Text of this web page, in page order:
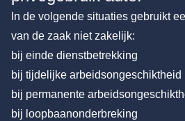
In de volgende situaties gebruikt
van de zaak niet zakelijk:
bij einde dienstbetrekking
bij tijdelijke arbeidsongeschiktheid
bij permanente
bij loopbaanonderbreking